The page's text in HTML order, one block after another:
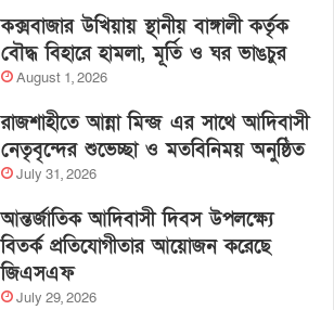
কক্সবাজার উখিয়ায় স্থানীয় বাঙ্গালী কর্তৃক
বৌদ্ধ বিহারে হামলা, মূর্তি ও ঘর ভাঙচুর
August 1, 2026
রাজশাহীতে আন্না মিন্জ এর সাথে আদিবাসী
নেতৃবৃন্দের শুভেচ্ছা ও মতবিনিময় অনুষ্ঠিত
July 31, 2026
আন্তর্জাতিক আদিবাসী দিবস উপলক্ষ্যে
বিতর্ক প্রতিযোগীতার আয়োজন করেছে
জিএসএফ
July 29, 2026